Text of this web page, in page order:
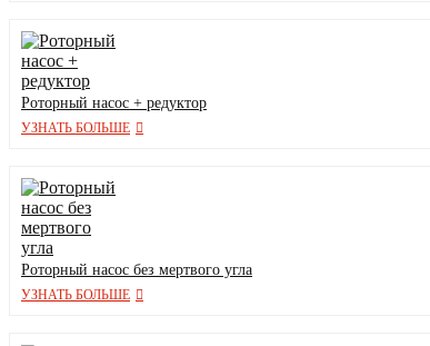
Роторный насос + редуктор
УЗНАТЬ БОЛЬШЕ
Роторный насос без мертвого угла
УЗНАТЬ БОЛЬШЕ